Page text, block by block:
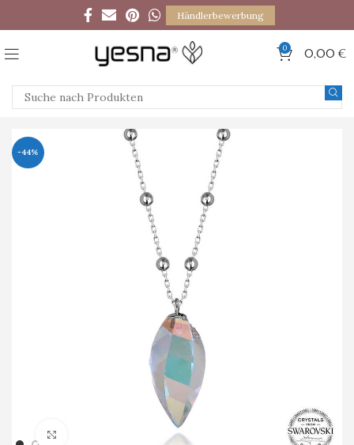
Händlerbewerbung
0 0,00 €
-44%
Klicken um zu vergrößern